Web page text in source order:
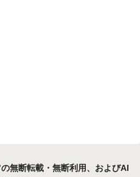
無断転載・無断利用、およびAI